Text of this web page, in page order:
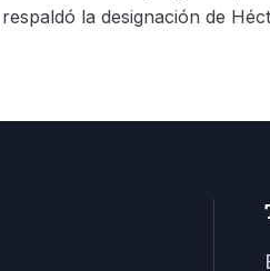
respaldó la designación de